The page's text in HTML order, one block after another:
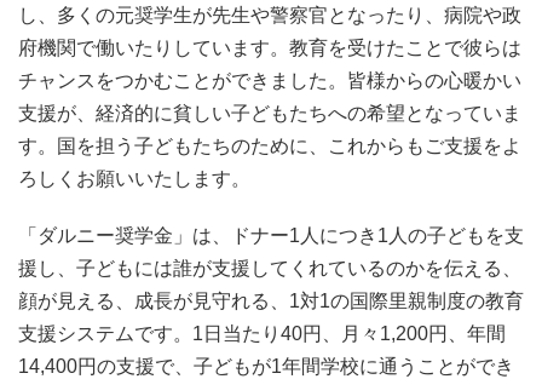
し、多くの元奨学生が先生や警察官となったり、病院や政
府機関で働いたりしています。教育を受けたことで彼らは
チャンスをつかむことができました。皆様からの心暖かい
支援が、経済的に貧しい子どもたちへの希望となっていま
す。国を担う子どもたちのために、これからもご支援をよ
ろしくお願いいたします。
「ダルニー奨学金」は、ドナー1人につき1人の子どもを支
援し、子どもには誰が支援してくれているのかを伝える、
顔が見える、成長が見守れる、1対1の国際里親制度の教育
支援システムです。1日当たり40円、月々1,200円、年間
14,400円の支援で、子どもが1年間学校に通うことができ